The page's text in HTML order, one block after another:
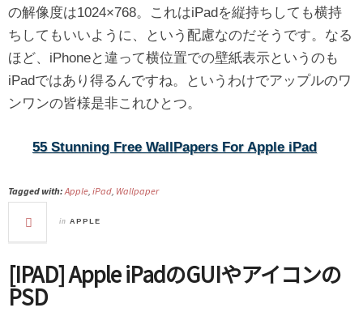
の解像度は1024×768。これはiPadを縦持ちしても横持
ちしてもいいように、という配慮なのだそうです。なる
ほど、iPhoneと違って横位置での壁紙表示というのも
iPadではあり得るんですね。というわけでアップルのワ
ンワンの皆様是非これひとつ。
55 Stunning Free WallPapers For Apple iPad
Tagged with: Apple, iPad, Wallpaper
in APPLE
[IPAD] Apple iPadのGUIやアイコンの
PSD